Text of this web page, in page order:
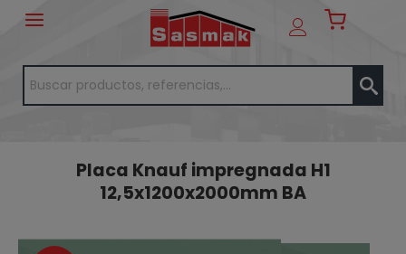
Placa Knauf impregnada H1
12,5x1200x2000mm BA